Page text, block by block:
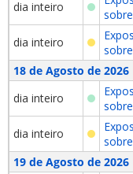
dia inteiro
dia inteiro
18 de Agosto de 2026
dia inteiro
dia inteiro
19 de Agosto de 2026